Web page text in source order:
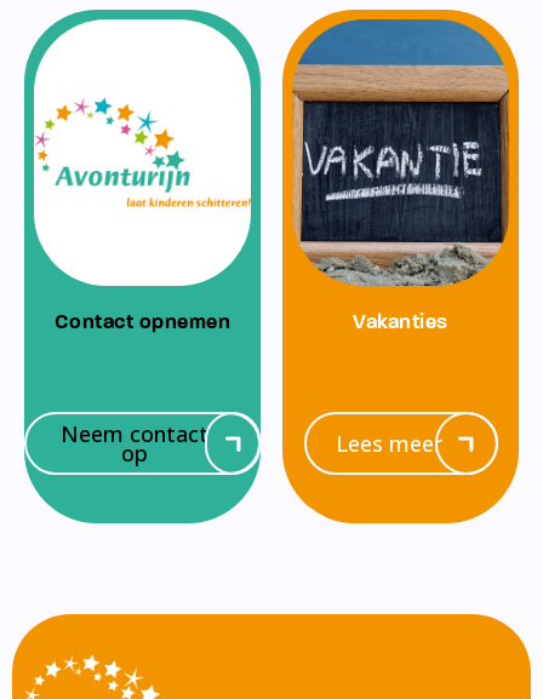
Contact opnemen
Neem contact
op
Vakanties
Lees meer